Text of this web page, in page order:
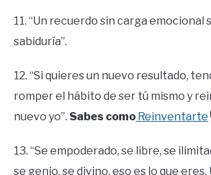
11. “Un recuerdo sin carga emocional
sabiduría”.
12. “Si quieres un nuevo resultado,
romper el hábito de ser tú mismo y
nuevo yo”. Sabes como Reinventarte
13. “Se empoderado, se libre, se
se genio, se divino, eso es lo que eres.